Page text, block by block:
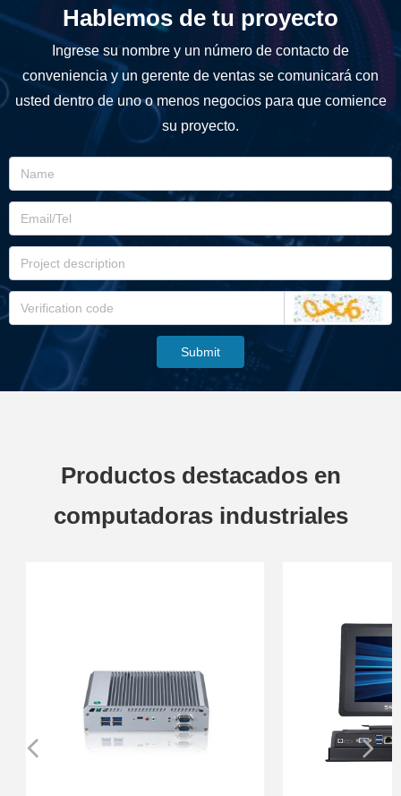
Productos destacados en
computadoras industriales
넳 넲
Hablemos de tu proyecto
Ingrese su nombre y un número de contacto de
conveniencia y un gerente de ventas se comunicará con
usted dentro de uno o menos negocios para que comience
su proyecto.
Submit